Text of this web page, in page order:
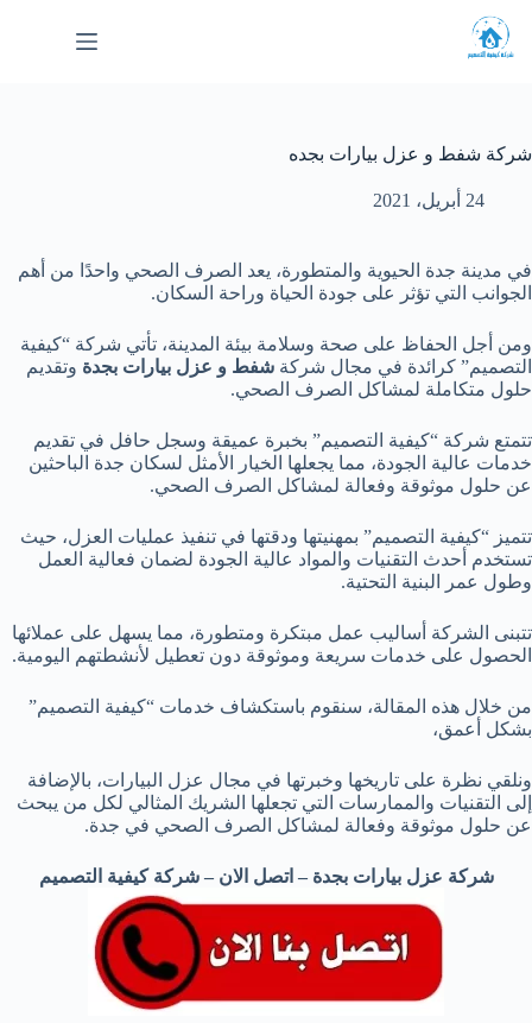
إلى
المحتوى
شركة شفط و عزل بيارات بجده
24 أبريل، 2021
في مدينة جدة الحيوية والمتطورة، يعد الصرف الصحي واحدًا من أهم
الجوانب التي تؤثر على جودة الحياة وراحة السكان.
ومن أجل الحفاظ على صحة وسلامة بيئة المدينة، تأتي شركة “كيفية
التصميم” كرائدة في مجال شركة شفط و عزل بيارات بجدة وتقديم
حلول متكاملة لمشاكل الصرف الصحي.
تتمتع شركة “كيفية التصميم” بخبرة عميقة وسجل حافل في تقديم
خدمات عالية الجودة، مما يجعلها الخيار الأمثل لسكان جدة الباحثين
عن حلول موثوقة وفعالة لمشاكل الصرف الصحي.
تتميز “كيفية التصميم” بمهنيتها ودقتها في تنفيذ عمليات العزل، حيث
تستخدم أحدث التقنيات والمواد عالية الجودة لضمان فعالية العمل
وطول عمر البنية التحتية.
تتبنى الشركة أساليب عمل مبتكرة ومتطورة، مما يسهل على عملائها
الحصول على خدمات سريعة وموثوقة دون تعطيل لأنشطتهم اليومية.
من خلال هذه المقالة، سنقوم باستكشاف خدمات “كيفية التصميم”
بشكل أعمق،
ونلقي نظرة على تاريخها وخبرتها في مجال عزل البيارات، بالإضافة
إلى التقنيات والممارسات التي تجعلها الشريك المثالي لكل من يبحث
عن حلول موثوقة وفعالة لمشاكل الصرف الصحي في جدة.
شركة عزل بيارات بجدة – اتصل الان – شركة كيفية التصميم